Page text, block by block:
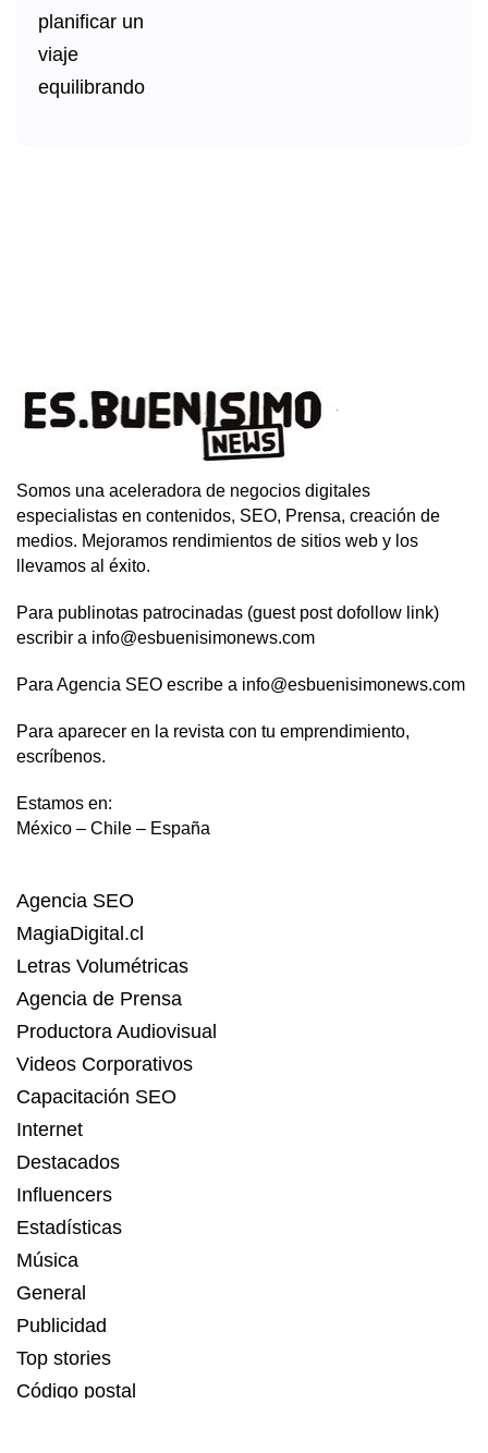
Somos una aceleradora de negocios digitales
especialistas en contenidos, SEO, Prensa, creación de
medios. Mejoramos rendimientos de sitios web y los
llevamos al éxito.
Para publinotas patrocinadas (guest post dofollow link)
escribir a info@esbuenisimonews.com
Para Agencia SEO escribe a info@esbuenisimonews.com
Para aparecer en la revista con tu emprendimiento,
escríbenos.
Estamos en:
México – Chile – España
Agencia SEO
MagiaDigital.cl
Letras Volumétricas
Agencia de Prensa
Productora Audiovisual
Videos Corporativos
Capacitación SEO
Internet
Destacados
Influencers
Estadísticas
Música
General
Publicidad
Top stories
Código postal